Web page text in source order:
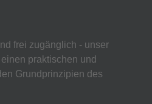
frei zugänglich - unser
praktischen und
Grundprinzipien des